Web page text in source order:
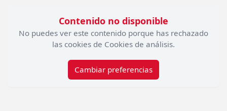
Contenido no disponible
No puedes ver este contenido porque has rechazado
las cookies de Cookies de análisis.
Cambiar preferencias